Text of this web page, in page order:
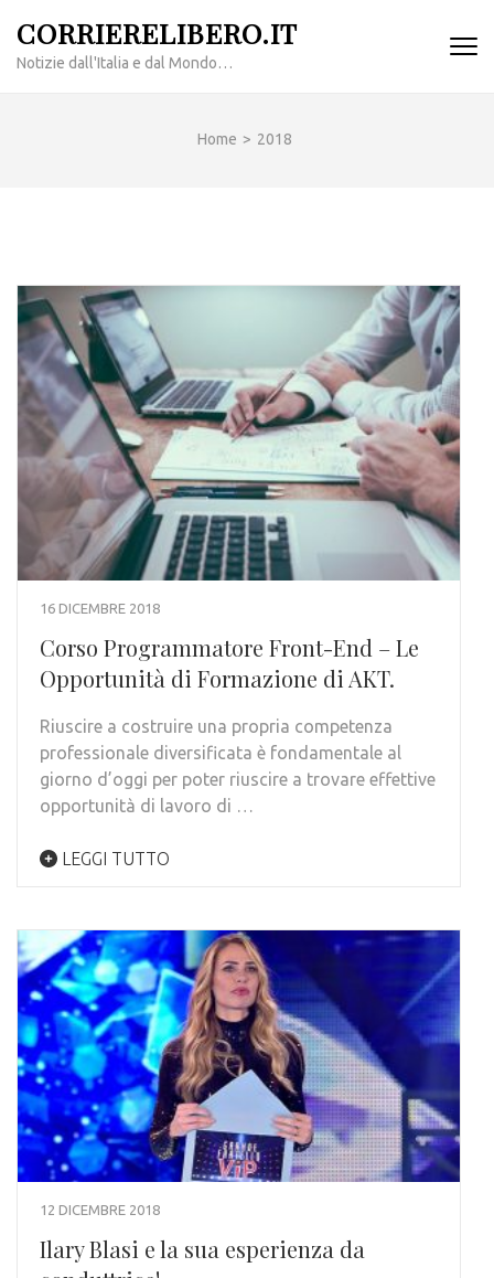
contenuto
CORRIERELIBERO.IT
Notizie dall'Italia e dal Mondo…
Home > 2018
16 DICEMBRE 2018
Corso Programmatore Front-End – Le
Opportunità di Formazione di AKT.
Riuscire a costruire una propria competenza
professionale diversificata è fondamentale al
giorno d’oggi per poter riuscire a trovare effettive
opportunità di lavoro di …
LEGGI TUTTO
12 DICEMBRE 2018
Ilary Blasi e la sua esperienza da